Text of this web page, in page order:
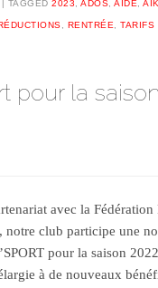
TAGGED2023 ,ADOS ,AIDE ,
RENTRÉE ,TARIFS
pour la
avec la
notre club participe une
pour la saison
à de nouveaux